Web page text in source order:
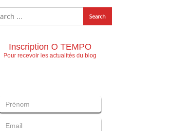
Inscription O TEMPO
Pour recevoir les actualités du blog